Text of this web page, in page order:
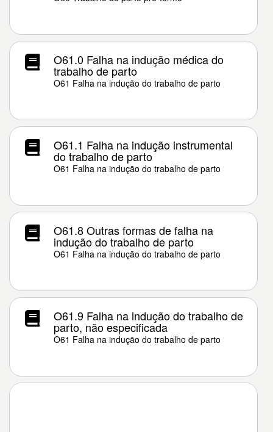
O61.0 Falha na indução médica do
trabalho de parto
O61 Falha na indução do trabalho de parto
O61.1 Falha na indução instrumental
do trabalho de parto
O61 Falha na indução do trabalho de parto
O61.8 Outras formas de falha na
indução do trabalho de parto
O61 Falha na indução do trabalho de parto
O61.9 Falha na indução do trabalho de
parto, não especificada
O61 Falha na indução do trabalho de parto